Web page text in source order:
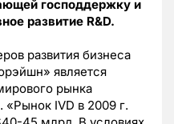
господдержку и
развитие R&D.
развития бизнеса
является
рынка
«Рынок IVD в 2009 г.